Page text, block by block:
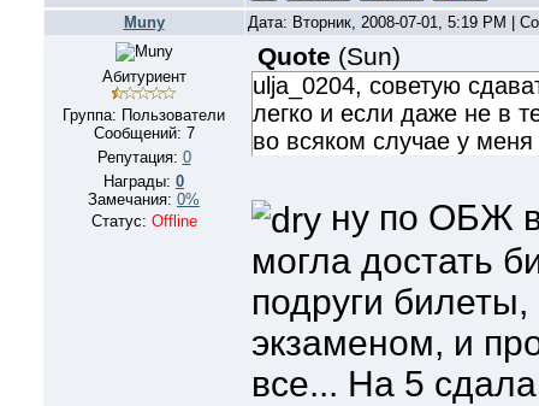
Muny Дата: Вторник, 2008-07-01, 5:19 PM |
Абитуриент
Группа: Пользователи
Сообщений: 7
Репутация: 0
Награды: 0
Замечания: 0%
Статус: Offline
Quote (Sun)
ulja_0204, советую
легко и если даже не в
во всяком случае у меня
ну по ОБЖ
могла достать
подруги
экзаменом, и
все... На 5